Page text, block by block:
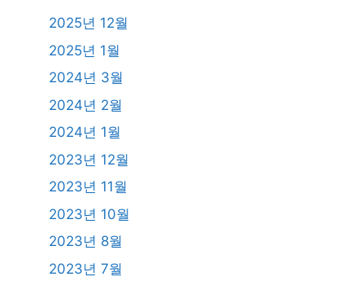
2025년 12월
2025년 1월
2024년 3월
2024년 2월
2024년 1월
2023년 12월
2023년 11월
2023년 10월
2023년 8월
2023년 7월